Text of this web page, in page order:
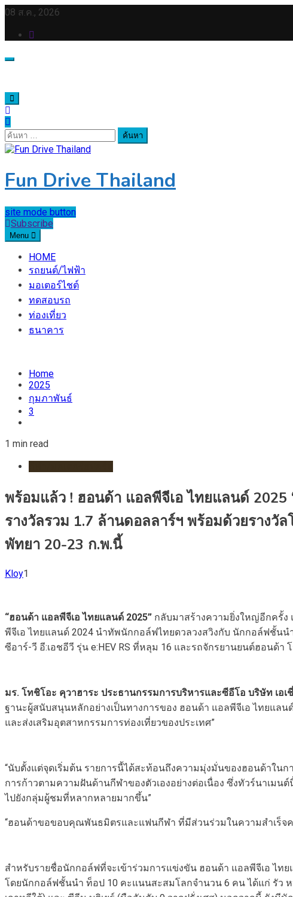
Skip
content
08 ส.ค., 2026
ค้นหา
สำหรับ:
Fun Drive Thailand
site mode button
Subscribe
Menu
HOME
รถยนต์/ไฟฟ้า
มอเตอร์ไชต์
ทดสอบรถ
ท่องเที่ยว
ธนาคาร
Home
2025
กุมภาพันธ์
3
1 min read
พร้อมแล้ว ! ฮอนด้า แอลพีจีเอ ไทยแลนด์ 2025
รางวัลรวม 1.7 ล้านดอลลาร์ฯ พร้อมด้วยราง
พัทยา 20-23 ก.พ.นี้
Kloy1
“ฮอนด้า แอลพีจีเอ ไทยแลนด์ 2025” กลับมาสร้างความยิ่งใหญ่อีกครั้
พีจีเอ ไทยแลนด์ 2024 นำทัพนักกอล์ฟไทยดวลวงสวิงกับ นักกอล์ฟชั้น
ซีอาร์-วี อี:เอชอีวี รุ่น e:HEV RS ที่หลุม 16 และรถจักรยานยนต์ฮอน
มร. โทชิโอะ คุวาฮาระ ประธานกรรมการบริหารและซีอีโอ บริษัท เอเ
ฐานะผู้สนับสนุนหลักอย่างเป็นทางการของ ฮอนด้า แอลพีจีเอ ไทยแ
และส่งเสริมอุตสาหกรรมการท่องเที่ยวของประเทศ”
“นับตั้งแต่จุดเริ่มต้น รายการนี้ได้สะท้อนถึงความมุ่งมั่นของฮอนด้าในก
การก้าวตามความฝันด้านกีฬาของตัวเองอย่างต่อเนื่อง ซึ่งทัวร์นาเม
ไปยังกลุ่มผู้ชมที่หลากหลายมากขึ้น”
“ฮอนด้าขอขอบคุณพันธมิตรและแฟนกีฬา ที่มีส่วนร่วมในความสำเร็
สำหรับรายชื่อนักกอล์ฟที่จะเข้าร่วมการแข่งขัน ฮอนด้า แอลพีจีเอ ไท
โดยนักกอล์ฟชั้นนำ ท็อป 10 คะแนนสะสมโลกจำนวน 6 คน ได้แก่ รัว